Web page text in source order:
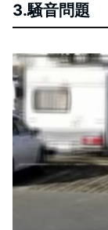
3.騒音問題